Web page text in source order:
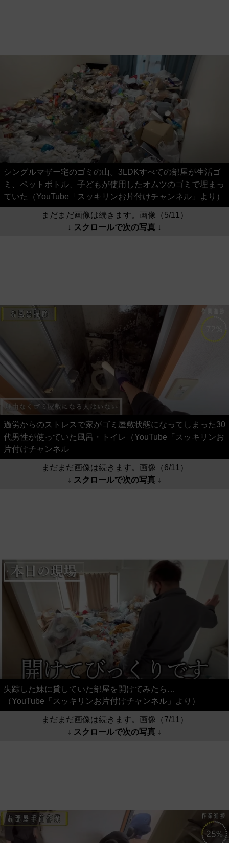
シングルマザー宅のゴミの山。3LDKすべての部屋が生活ゴ
ミ、ペットボトル、子どもが使用したオムツのゴミで埋まっ
ていた（YouTube「スッキリンお片付けチャンネル」より）
まだまだ画像は続きます。画像（5/11）
↓ スクロールで次の写真 ↓
過労からのストレスで家がゴミ屋敷状態になってしまった30
代男性が使っていた風呂・トイレ（YouTube「スッキリンお
片付けチャンネル
まだまだ画像は続きます。画像（6/11）
↓ スクロールで次の写真 ↓
失踪した妹に貸していた部屋を開けてみたら…
（YouTube「スッキリンお片付けチャンネル」より）
まだまだ画像は続きます。画像（7/11）
↓ スクロールで次の写真 ↓